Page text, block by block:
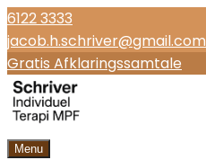
6122 3333
jacob.h.schriver@gmail.com
Gratis Afklaringssamtale
Menu